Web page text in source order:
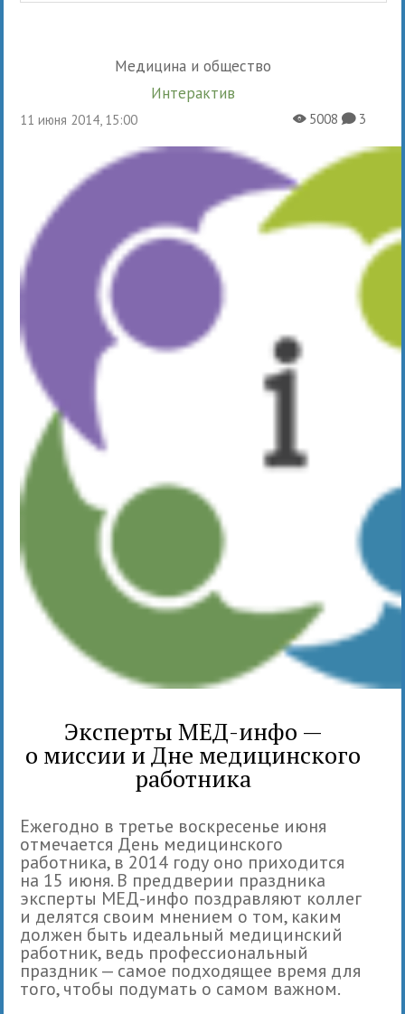
Медицина и общество
Интерактив
11 июня 2014, 15:00 X5008K3
Эксперты МЕД-инфо —
о миссии и Дне медицинского
работника
Ежегодно в третье воскресенье июня
отмечается День медицинского
работника, в 2014 году оно приходится
на 15 июня. В преддверии праздника
эксперты МЕД-инфо поздравляют коллег
и делятся своим мнением о том, каким
должен быть идеальный медицинский
работник, ведь профессиональный
праздник — самое подходящее время для
того, чтобы подумать о самом важном.